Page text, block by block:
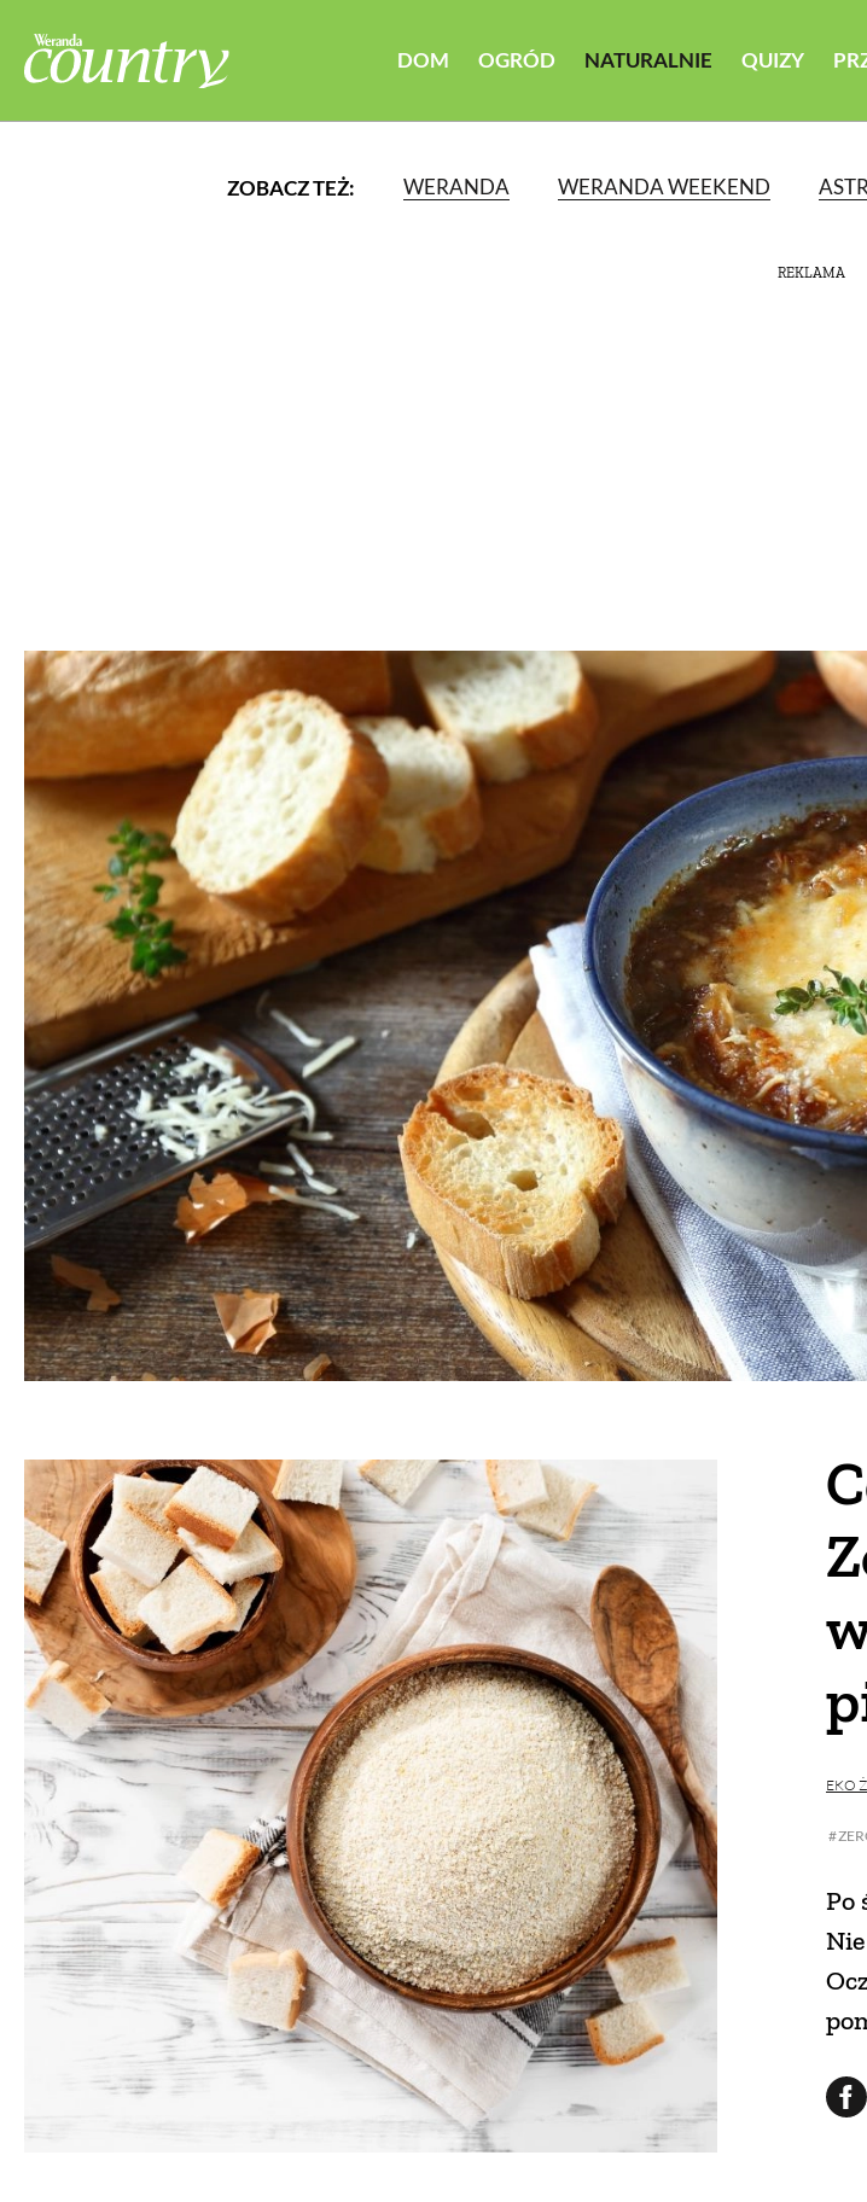
DOM OGRÓD NATURALNIE QUIZY
ZOBACZ TEŻ: WERANDA WERANDA WEEKEND
REKLAMA
EKO
Po
OGRÓD WARZYWA I OWOCE ROŚLINY
PROJEKTOWANIE OGRODU NATURALNIE
DLA DOMU EKO ŻYCIE
ZWIERZĘTA W NATURZE GRZYBY
ZWYCZAJE ZRÓB TO SAM PRZEPISY
DANIA GŁÓWNE CIASTA I DESERY